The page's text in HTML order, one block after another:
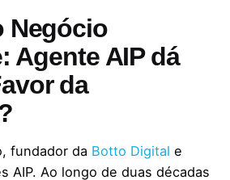
Negócio
Agente AIP dá
da
fundador da Botto Digital e
AIP. Ao longo de duas décadas